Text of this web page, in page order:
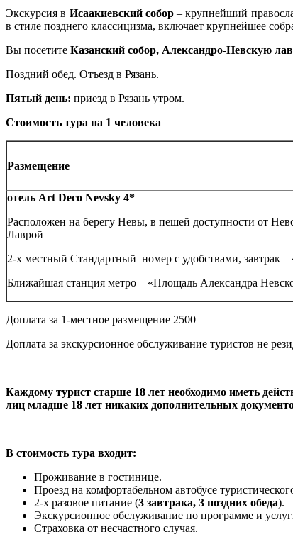
Экскурсия в Исаакиевский собор– крупнейший
в стиле позднего классицизма, включает крупнейшее
Вы посетите Казанский собор, Александро-Невскую
Поздний обед. Отъезд в Рязань.
Пятый день: приезд в Рязань утром.
Стоимость тура на 1 человека
Размещение
отель Art Deco Nevsky 4*
Расположен на берегу Невы, в пешей доступности от
Лаврой
2-х местный Стандартный номер с удобствами, завтрак –
Ближайшая станция метро – «Площадь Александра
Доплата за 1-местное размещение 2500
Доплата за экскурсионное обслуживание туристов не
Каждому турист старше 18 лет необходимо иметь
лиц младше 18 лет никаких дополнительных
В стоимость тура входит:
Проживание в гостинице.
Проезд на комфортабельном автобусе
2-х разовое питание (3 завтрака, 3 поздних обеда).
Экскурсионное обслуживание по программе и
Страховка от несчастного случая.